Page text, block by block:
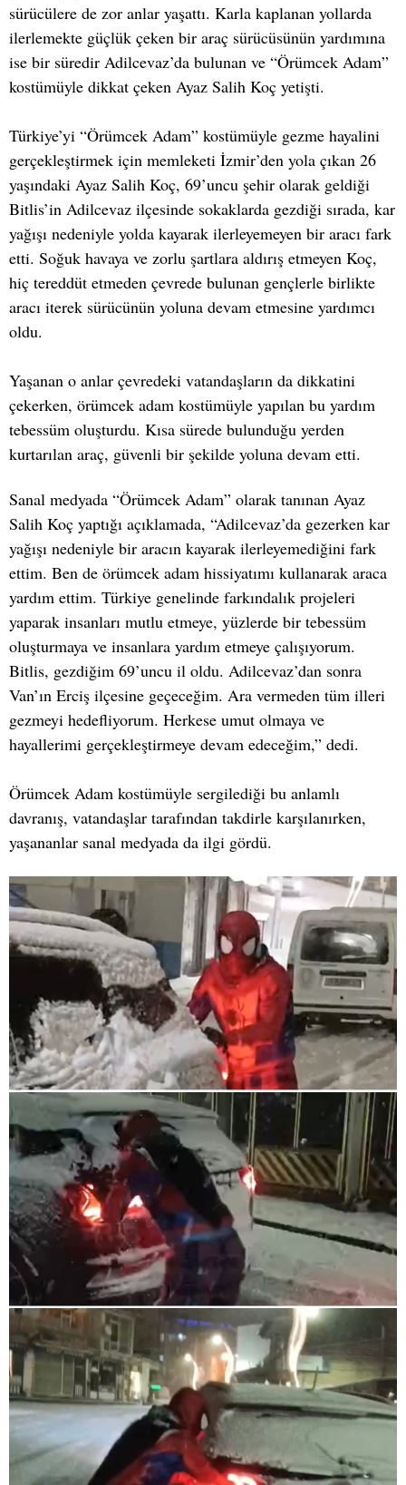
sürücülere de zor anlar yaşattı. Karla kaplanan yollarda
ilerlemekte güçlük çeken bir araç sürücüsünün yardımına
ise bir süredir Adilcevaz’da bulunan ve “Örümcek Adam”
kostümüyle dikkat çeken Ayaz Salih Koç yetişti.
Türkiye’yi “Örümcek Adam” kostümüyle gezme hayalini
gerçekleştirmek için memleketi İzmir’den yola çıkan 26
yaşındaki Ayaz Salih Koç, 69’uncu şehir olarak geldiği
Bitlis’in Adilcevaz ilçesinde sokaklarda gezdiği sırada, kar
yağışı nedeniyle yolda kayarak ilerleyemeyen bir aracı fark
etti. Soğuk havaya ve zorlu şartlara aldırış etmeyen Koç,
hiç tereddüt etmeden çevrede bulunan gençlerle birlikte
aracı iterek sürücünün yoluna devam etmesine yardımcı
oldu.
Yaşanan o anlar çevredeki vatandaşların da dikkatini
çekerken, örümcek adam kostümüyle yapılan bu yardım
tebessüm oluşturdu. Kısa sürede bulunduğu yerden
kurtarılan araç, güvenli bir şekilde yoluna devam etti.
Sanal medyada “Örümcek Adam” olarak tanınan Ayaz
Salih Koç yaptığı açıklamada, “Adilcevaz’da gezerken kar
yağışı nedeniyle bir aracın kayarak ilerleyemediğini fark
ettim. Ben de örümcek adam hissiyatımı kullanarak araca
yardım ettim. Türkiye genelinde farkındalık projeleri
yaparak insanları mutlu etmeye, yüzlerde bir tebessüm
oluşturmaya ve insanlara yardım etmeye çalışıyorum.
Bitlis, gezdiğim 69’uncu il oldu. Adilcevaz’dan sonra
Van’ın Erciş ilçesine geçeceğim. Ara vermeden tüm illeri
gezmeyi hedefliyorum. Herkese umut olmaya ve
hayallerimi gerçekleştirmeye devam edeceğim,” dedi.
Örümcek Adam kostümüyle sergilediği bu anlamlı
davranış, vatandaşlar tarafından takdirle karşılanırken,
yaşananlar sanal medyada da ilgi gördü.